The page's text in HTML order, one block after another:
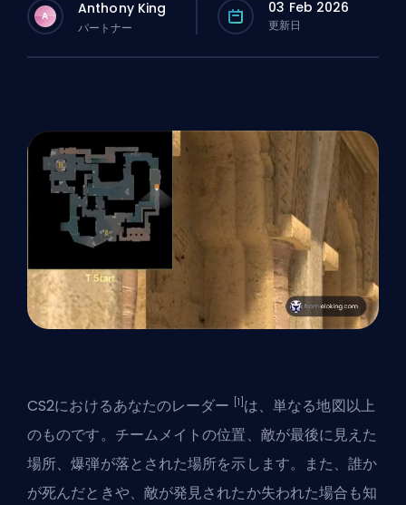
A Anthony King
パートナー
03 Feb 2026
更新日
CS2におけるあなたのレーダー [1] は、単なる地図以上
のものです。チームメイトの位置、敵が最後に見えた
場所、爆弾が落とされた場所を示します。また、誰か
が死んだときや、敵が発見されたか失われた場合も知